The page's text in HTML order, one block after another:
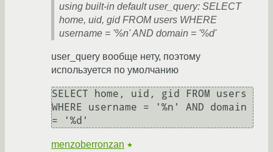
using built-in default user_query: SELECT
home, uid, gid FROM users WHERE
username = '%n' AND domain = '%d'
user_query вообще нету, поэтому
используется по умолчанию
SELECT home, uid, gid FROM users
WHERE username = '%n' AND domain
= '%d'
menzoberronzan ★